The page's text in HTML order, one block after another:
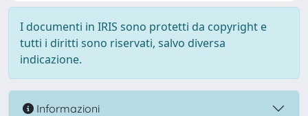
I documenti in IRIS sono protetti da copyright e
tutti i diritti sono riservati, salvo diversa
indicazione.
Informazioni